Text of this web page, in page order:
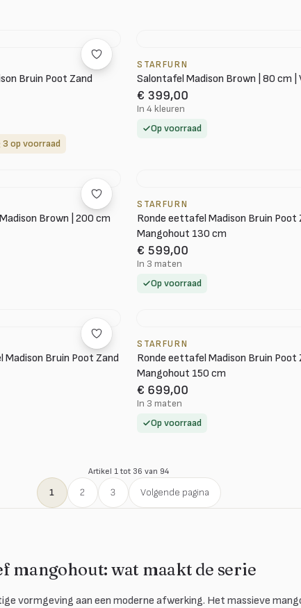
Bruin Poot Zand
3 op voorraad
STARFURN
Salontafel Madison Brown | 80 cm |
€ 399,00
In 4 kleuren
Op voorraad
Brown | 200 cm
STARFURN
Ronde eettafel Madison Bruin Poot
Mangohout 130 cm
€ 599,00
In 3 maten
Op voorraad
Bruin Poot Zand
STARFURN
Ronde eettafel Madison Bruin Poot
Mangohout 150 cm
€ 699,00
In 3 maten
Op voorraad
Artikel 1 tot 36 van 94
1 2 3 Volgende pagina
mangohout: wat maakt de serie
vormgeving aan een moderne afwerking. Het massieve